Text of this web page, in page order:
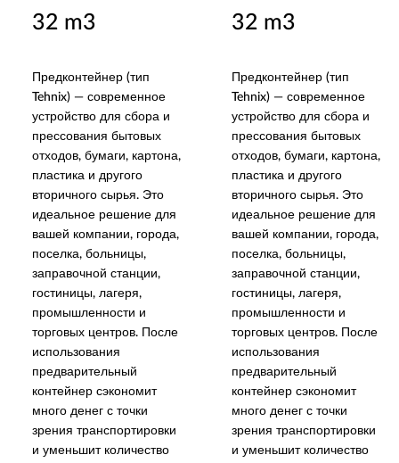
32 m3
Предконтейнер (тип
Tehnix) — современное
устройство для сбора и
прессования бытовых
отходов, бумаги, картона,
пластика и другого
вторичного сырья. Это
идеальное решение для
вашей компании, города,
поселка, больницы,
заправочной станции,
гостиницы, лагеря,
промышленности и
торговых центров. После
использования
предварительный
контейнер сэкономит
много денег с точки
зрения транспортировки
и уменьшит количество
32 m3
Предконтейнер (тип
Tehnix) — современное
устройство для сбора и
прессования бытовых
отходов, бумаги, картона,
пластика и другого
вторичного сырья. Это
идеальное решение для
вашей компании, города,
поселка, больницы,
заправочной станции,
гостиницы, лагеря,
промышленности и
торговых центров. После
использования
предварительный
контейнер сэкономит
много денег с точки
зрения транспортировки
и уменьшит количество